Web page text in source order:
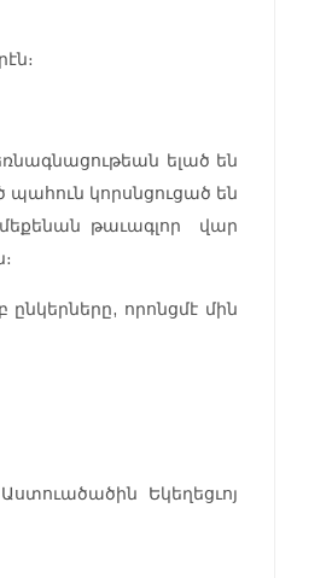
ելած են
պահուն կորսնցուցած են
թաւագլոր վար
որոնցմէ մին
Եկեղեցւոյ